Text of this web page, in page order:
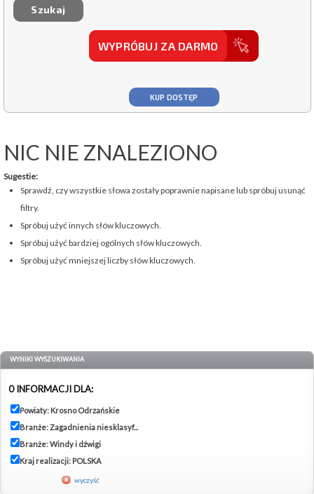
WYPRÓBUJ ZA DARMO
KUP DOSTĘP
NIC NIE ZNALEZIONO
Sugestie:
Sprawdź, czy wszystkie słowa zostały poprawnie napisane lub spróbuj usunąć
filtry.
Spróbuj użyć innych słów kluczowych.
Spróbuj użyć bardziej ogólnych słów kluczowych.
Spróbuj użyć mniejszej liczby słów kluczowych.
WYNIKI WYSZUKIWANIA
0 INFORMACJI DLA:
Powiaty: Krosno Odrzańskie
Branże: Zagadnienia niesklasyf...
Branże: Windy i dźwigi
Kraj realizacji: POLSKA
wyczyść